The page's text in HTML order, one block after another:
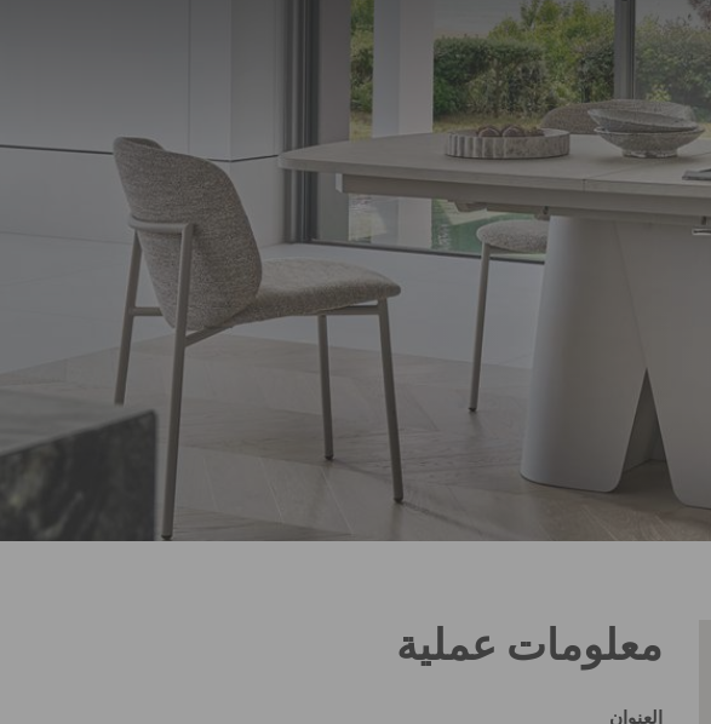
معلومات عملية
العنوان